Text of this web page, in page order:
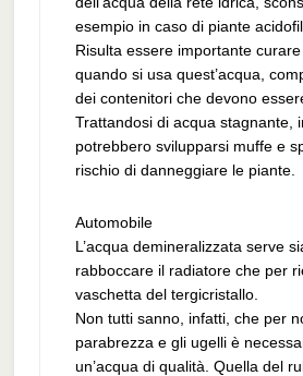
esempio in caso di piante
Risulta essere importante
quando si usa quest’acqua,
dei contenitori che devono
Trattandosi di acqua stagnante,
potrebbero svilupparsi muffe e
rischio di danneggiare le piante.
Automobile
L’acqua demineralizzata serve
rabboccare il radiatore che per
vaschetta del tergicristallo.
Non tutti sanno, infatti, che per
parabrezza e gli ugelli è
un’acqua di qualità. Quella del